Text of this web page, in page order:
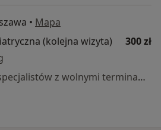
• Mapa
(kolejna wizyta)
300 zł
Brak dostępnych specjalistów z wolnymi terminami w tym centrum medycznym.